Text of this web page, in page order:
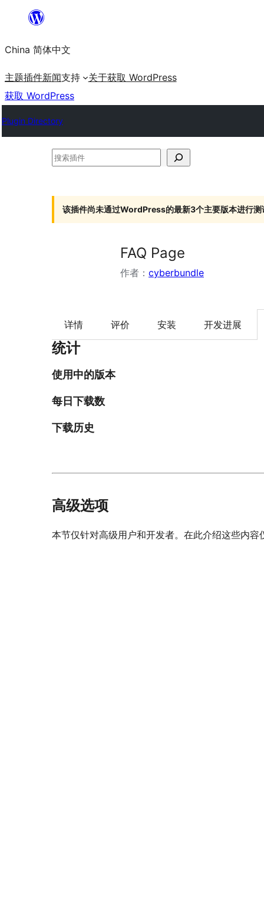
内
容
China 简体中文
主题插件新闻支持 关于获取 WordPress
获取 WordPress
Plugin Directory
搜
该插件尚未通过WordPress的最新3个主要版本进行测
FAQ Page
作者： cyberbundle
详情 评价 安装 开发进展
统计
使用中的版本
每日下载数
下载历史
高级选项
本节仅针对高级用户和开发者。在此介绍这些内容